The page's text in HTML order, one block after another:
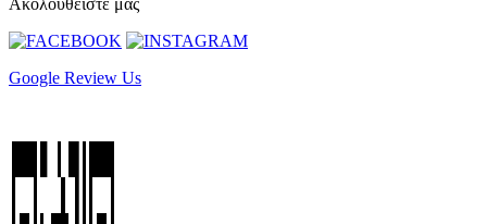
Google Review Us